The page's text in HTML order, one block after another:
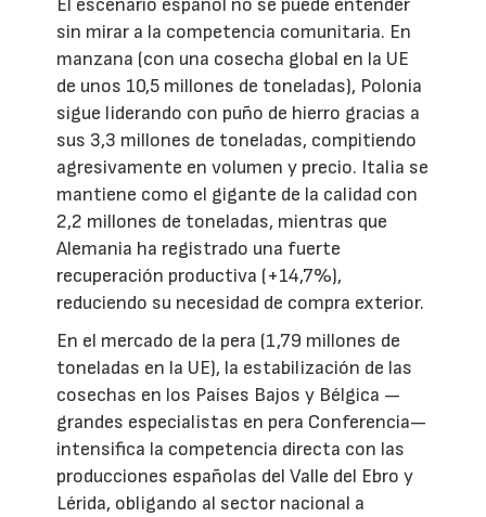
El escenario español no se puede entender
sin mirar a la competencia comunitaria. En
manzana (con una cosecha global en la UE
de unos 10,5 millones de toneladas), Polonia
sigue liderando con puño de hierro gracias a
sus 3,3 millones de toneladas, compitiendo
agresivamente en volumen y precio. Italia se
mantiene como el gigante de la calidad con
2,2 millones de toneladas, mientras que
Alemania ha registrado una fuerte
recuperación productiva (+14,7%),
reduciendo su necesidad de compra exterior.
En el mercado de la pera (1,79 millones de
toneladas en la UE), la estabilización de las
cosechas en los Países Bajos y Bélgica —
grandes especialistas en pera Conferencia—
intensifica la competencia directa con las
producciones españolas del Valle del Ebro y
Lérida, obligando al sector nacional a